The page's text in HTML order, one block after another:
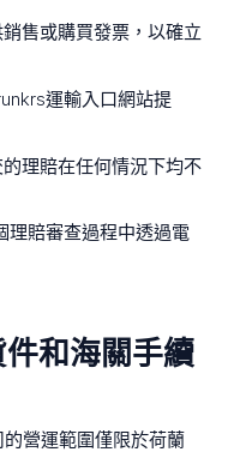
售或購買發票，以確立
運輸入口網站提
理賠在任何情況下均不
理賠審查過程中透過電
和海關手續
營運範圍僅限於荷蘭